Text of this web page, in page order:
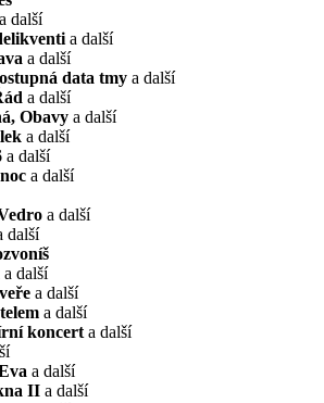
a další
a další
a další
data tmy a další
a další
Obavy a další
a další
a další
a další
a další
další
a další
a další
a další
koncert a další
a další
II a další